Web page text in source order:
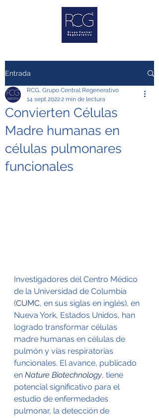
Entrada
Convierten Células
Madre humanas en
células pulmonares
funcionales
RCG, Grupo Central Regenerativo
14 sept 20222 min de lectura
Investigadores del Centro Médico
de la Universidad de Columbia
(CUMC, en sus siglas en inglés), en
Nueva York, Estados Unidos, han
logrado transformar células
madre humanas en células de
pulmón y vías respiratorias
funcionales. El avance, publicado
en Nature Biotechnology, tiene
potencial significativo para el
estudio de enfermedades
pulmonar, la detección de